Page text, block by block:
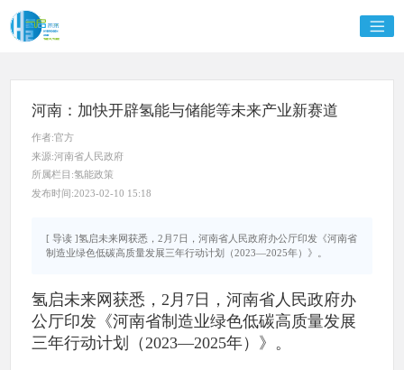
河南：加快开辟氢能与储能等未来产业新赛道
作者:官方
来源:河南省人民政府
所属栏目:氢能政策
发布时间:2023-02-10 15:18
[ 导读 ]氢启未来网获悉，2月7日，河南省人民政府办公厅印发《河南省
制造业绿色低碳高质量发展三年行动计划（2023—2025年）》。
氢启未来网获悉，2月7日，河南省人民政府办
公厅印发《河南省制造业绿色低碳高质量发展
三年行动计划（2023—2025年）》。